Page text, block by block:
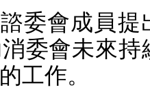
委會成員提
委會未來持
工作。